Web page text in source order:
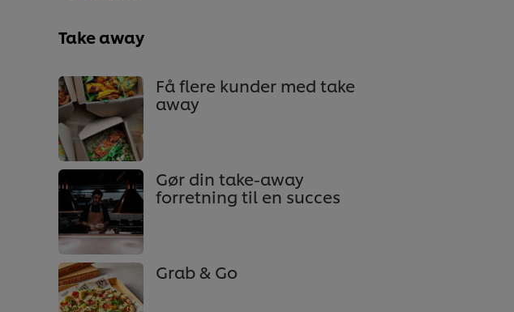
Take away
Få flere kunder med take
away
Gør din take-away
forretning til en succes
Grab & Go